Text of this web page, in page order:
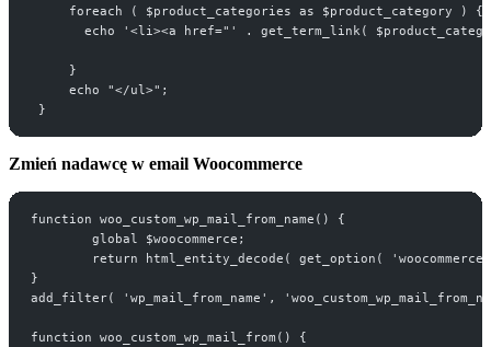
     foreach ( $product_categories as $product_category ) {
echo '<li><a href="' . get_term_link(
     }
     echo "</ul>";
}
Zmień nadawcę w email Woocommerce
function woo_custom_wp_mail_from_name() {
        global $woocommerce;
return html_entity_decode( get_option(
}
add_filter( 'wp_mail_from_name',
function woo_custom_wp_mail_from() {